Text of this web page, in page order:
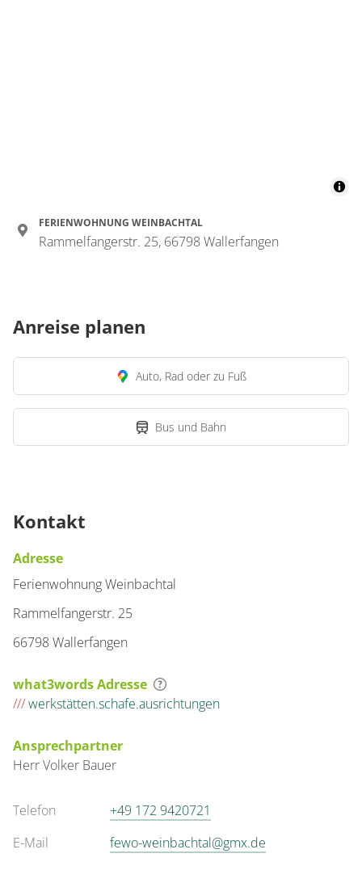
FERIENWOHNUNG WEINBACHTAL
Rammelfangerstr. 25, 66798 Wallerfangen
Anreise planen
Auto, Rad oder zu Fuß
Bus und Bahn
Kontakt
Adresse
Ferienwohnung Weinbachtal
Rammelfangerstr. 25
66798 Wallerfangen
what3words Adresse
///werkstätten.schafe.ausrichtungen
Ansprechpartner
HerrVolker Bauer
Telefon
+49 172 9420721
E-Mail
fewo-weinbachtal@gmx.de